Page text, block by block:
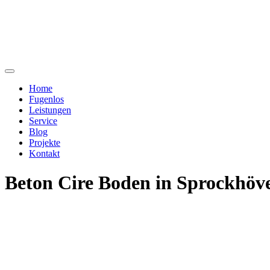
Home
Fugenlos
Leistungen
Service
Blog
Projekte
Kontakt
Beton Cire Boden in